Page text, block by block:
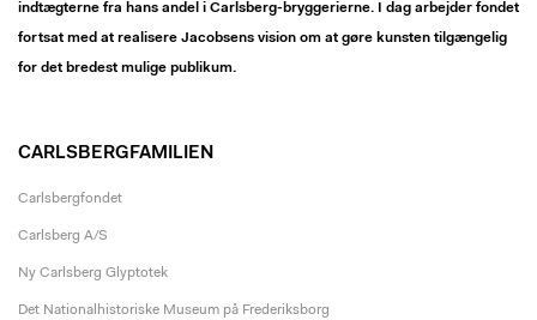
indtægterne fra hans andel i Carlsberg-bryggerierne. I dag arbejder fondet
fortsat med at realisere Jacobsens vision om at gøre kunsten tilgængelig
for det bredest mulige publikum.
CARLSBERGFAMILIEN
Carlsbergfondet
Carlsberg A/S
Ny Carlsberg Glyptotek
Det Nationalhistoriske Museum på Frederiksborg